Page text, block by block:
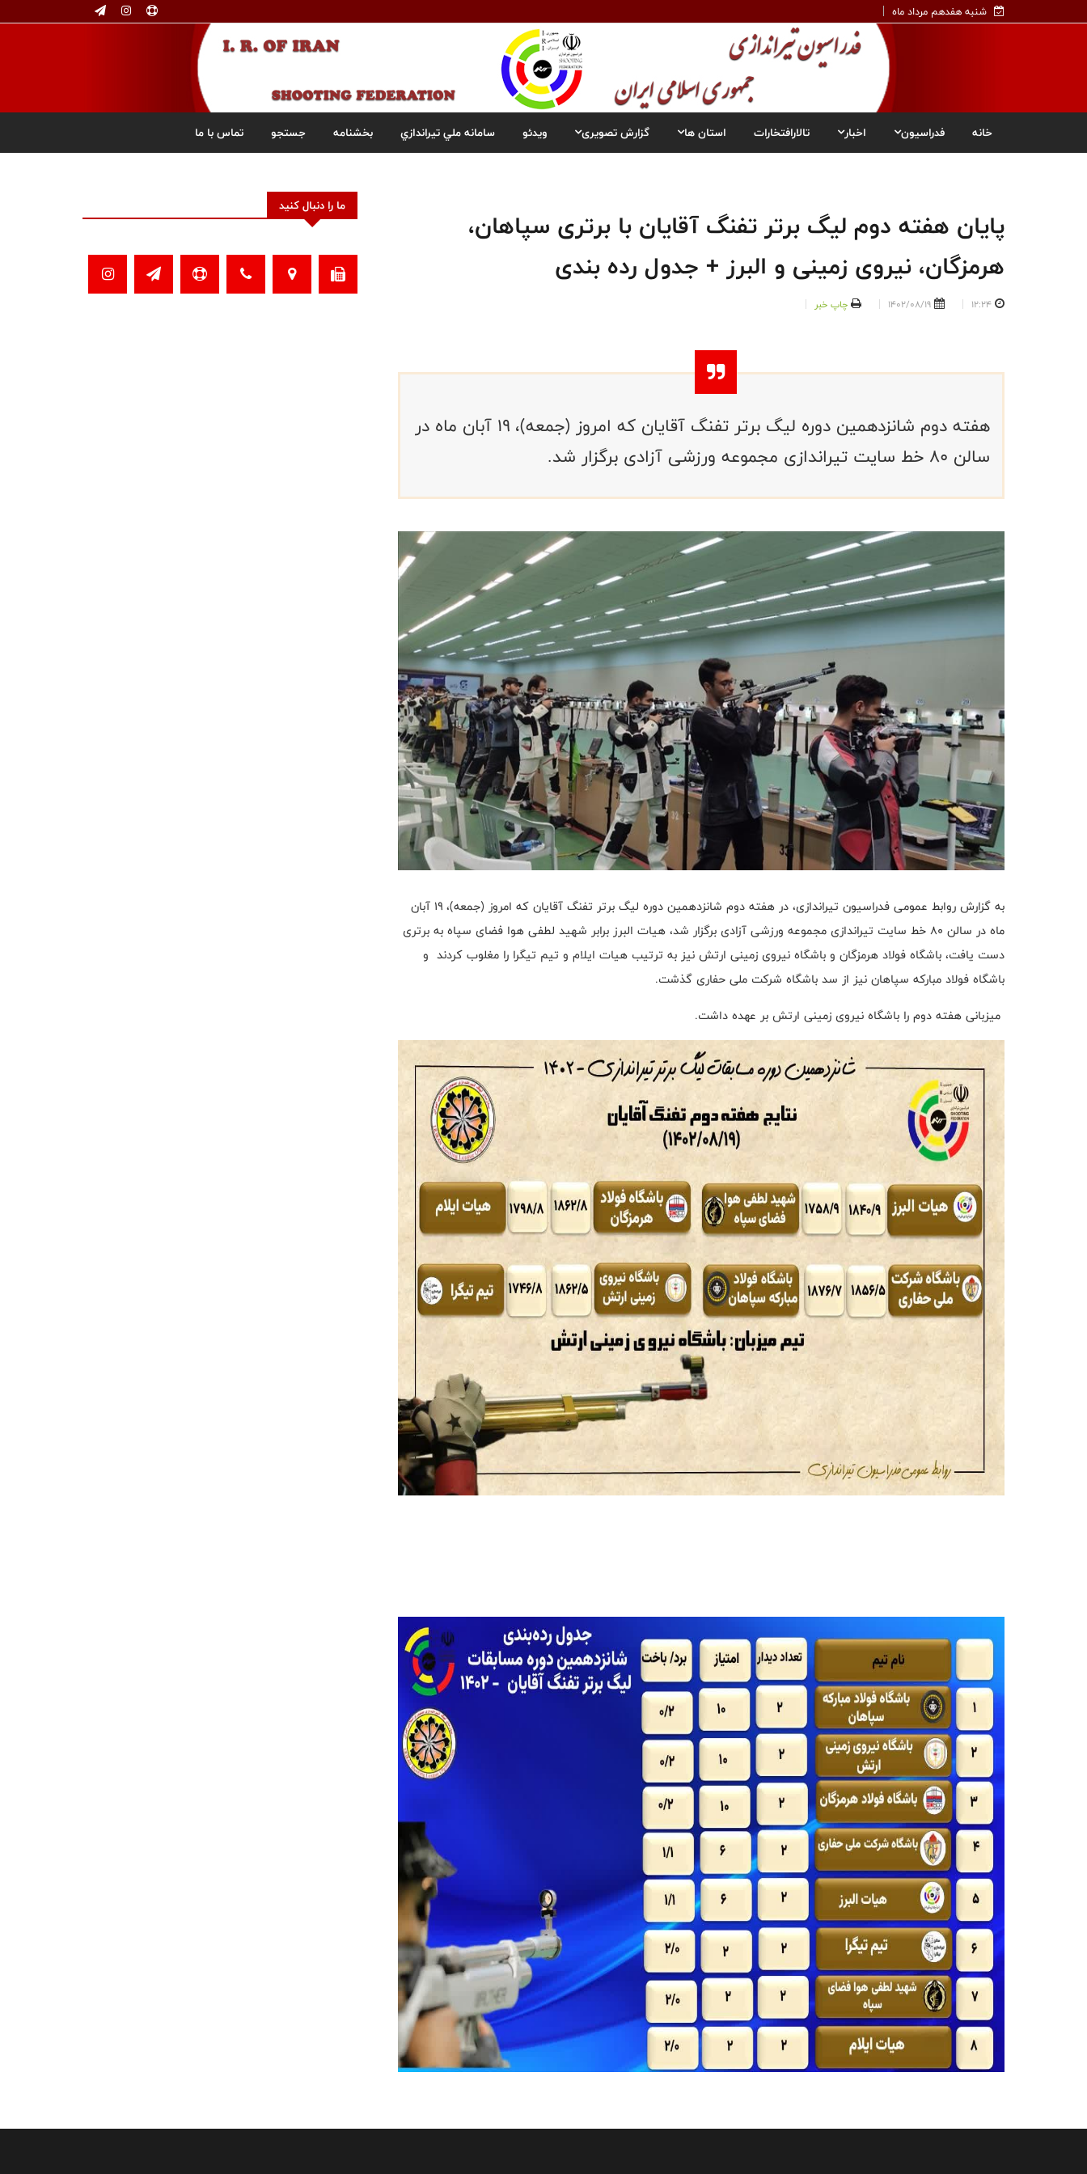
شنبه هفدهم مرداد ماه
خانه فدراسیون اخبار تالارافتخارات استان ها گزارش تصویری ویدئو سامانه ملي تيراندازي بخشنامه جستجو تماس با ما
پایان هفته دوم لیگ برتر تفنگ آقایان با برتری سپاهان،
هرمزگان، نیروی زمینی و البرز + جدول رده بندی
12:24
1402/08/19 چاپ خبر
هفته دوم شانزدهمین دوره لیگ برتر تفنگ آقایان که امروز (جمعه)، ۱۹ آبان ماه در
سالن 80 خط سایت تیراندازی مجموعه ورزشی آزادی برگزار شد.
به گزارش روابط عمومی فدراسیون تیراندازی، در هفته دوم شانزدهمین دوره لیگ برتر تفنگ آقایان که امروز (جمعه)، ۱۹ آبان
ماه در سالن 80 خط سایت تیراندازی مجموعه ورزشی آزادی برگزار شد، هیات البرز برابر شهید لطفی هوا فضای سپاه به برتری
دست یافت، باشگاه فولاد هرمزگان و باشگاه نیروی زمینی ارتش نیز به ترتیب هیات ایلام و تیم تیگرا را مغلوب کردند و
باشگاه فولاد مبارکه سپاهان نیز از سد باشگاه شرکت ملی حفاری گذشت.
میزبانی هفته دوم را باشگاه نیروی زمینی ارتش بر عهده داشت.
ما را دنبال کنید